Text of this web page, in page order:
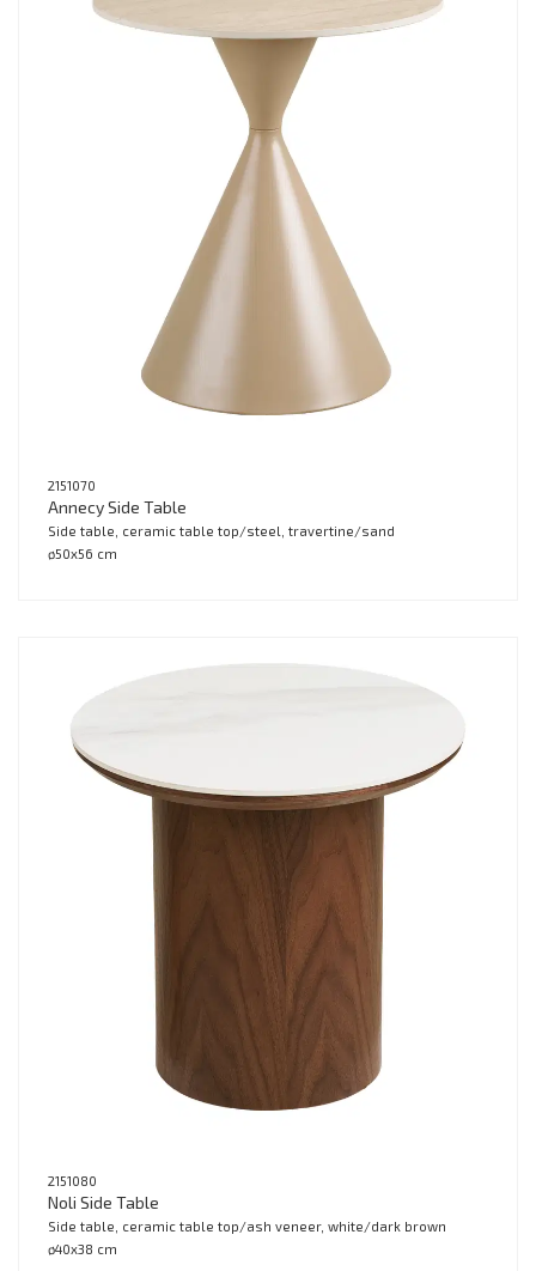
2151070
Annecy Side Table
Side table, ceramic table top/steel, travertine/sand
ø50x56 cm
2151080
Noli Side Table
Side table, ceramic table top/ash veneer, white/dark brown
ø40x38 cm